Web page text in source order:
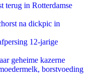
terug in Rotterdamse
na dickpic in
12-jarige
geheime kazerne
borstvoeding